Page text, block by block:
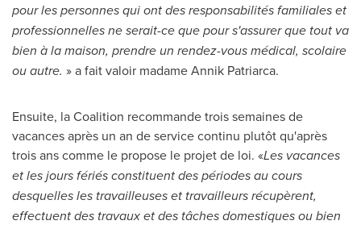
pour les personnes qui ont des responsabilités familiales et
professionnelles ne serait-ce que pour s'assurer que tout va
bien à la maison, prendre un rendez-vous médical, scolaire
ou autre. » a fait valoir madameAnnik Patriarca.
Ensuite, la Coalition recommande trois semaines de
vacances après un an de service continu plutôt qu'après
trois ans comme le propose le projet de loi. «Les vacances
et les jours fériés constituent des périodes au cours
desquelles les travailleuses et travailleurs récupèrent,
effectuent des travaux et des tâches domestiques ou bien